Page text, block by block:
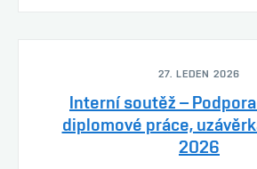
27. LEDEN 2026
Interní soutěž –
diplomové práce,
2026